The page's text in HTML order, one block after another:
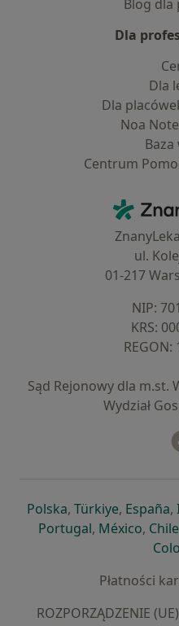
Blog dla
Dla
Dla
Dla
Noa
Centrum
ul.
01-217
NIP:
KRS:
REGON:
Sąd Rejonowy dla m.st.
Wydział
Polskaotwiera się w
, Türkiyeotwiera
, España,
Portugalotwiera się w
, México, Chile
Płatności
ROZPORZĄDZENIE